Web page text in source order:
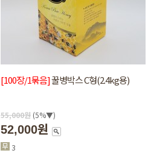
[100장/1묶음]꿀병박스 C형(2.4kg용)
55,000원 (5%▼)
52,000원
3